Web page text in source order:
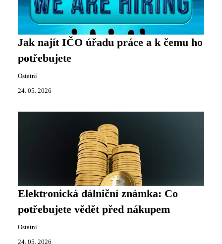
Jak najít IČO úřadu práce a k čemu ho
potřebujete
Ostatní
24. 05. 2026
Elektronická dálniční známka: Co
potřebujete vědět před nákupem
Ostatní
24. 05. 2026